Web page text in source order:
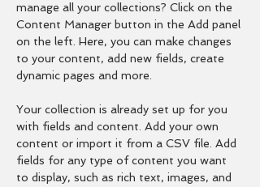
manage all your collections? Click on the
Content Manager button in the Add panel
on the left. Here, you can make changes
to your content, add new fields, create
dynamic pages and more.
Your collection is already set up for you
with fields and content. Add your own
content or import it from a CSV file. Add
fields for any type of content you want
to display, such as rich text, images, and